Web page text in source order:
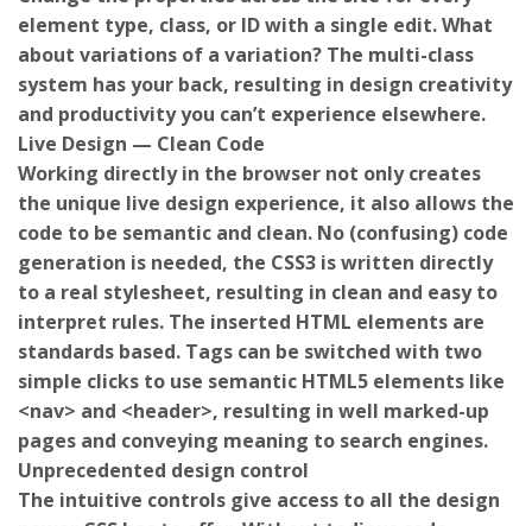
element type, class, or ID with a single edit. What
about variations of a variation? The multi-class
system has your back, resulting in design creativity
and productivity you can’t experience elsewhere.
Live Design — Clean Code
Working directly in the browser not only creates
the unique live design experience, it also allows the
code to be semantic and clean. No (confusing) code
generation is needed, the CSS3 is written directly
to a real stylesheet, resulting in clean and easy to
interpret rules. The inserted HTML elements are
standards based. Tags can be switched with two
simple clicks to use semantic HTML5 elements like
<nav> and <header>, resulting in well marked-up
pages and conveying meaning to search engines.
Unprecedented design control
The intuitive controls give access to all the design
power CSS has to offer. Without tedious code